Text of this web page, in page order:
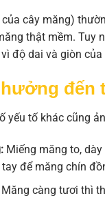
cây măng)
thật mềm.
độ dai và giòn
đến
yếu tố khác cũng
Miếng măng to, dày
để măng chín
càng tươi thì